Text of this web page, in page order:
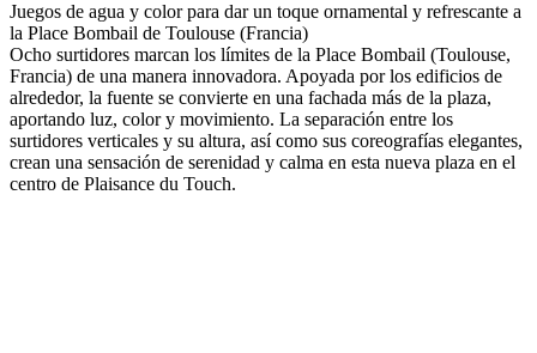
Juegos de agua y color para dar un toque ornamental y refrescante a
la Place Bombail de Toulouse (Francia)
Ocho surtidores marcan los límites de la Place Bombail (Toulouse,
Francia) de una manera innovadora. Apoyada por los edificios de
alrededor, la fuente se convierte en una fachada más de la plaza,
aportando luz, color y movimiento. La separación entre los
surtidores verticales y su altura, así como sus coreografías elegantes,
crean una sensación de serenidad y calma en esta nueva plaza en el
centro de Plaisance du Touch.